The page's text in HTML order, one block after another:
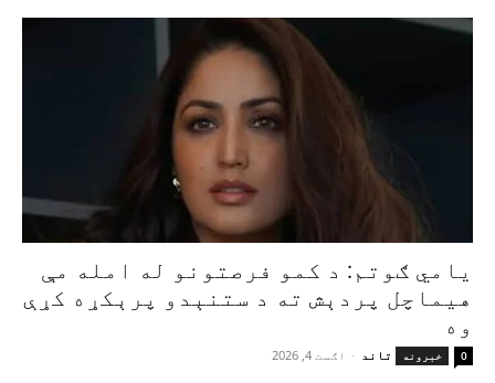
یامي ګوتم: د کمو فرصتونو له امله مې
هیماچل پردېش ته د ستنېدو پرېکړه کړې
وه
خبرونه تاند - اګست 4, 2026 0